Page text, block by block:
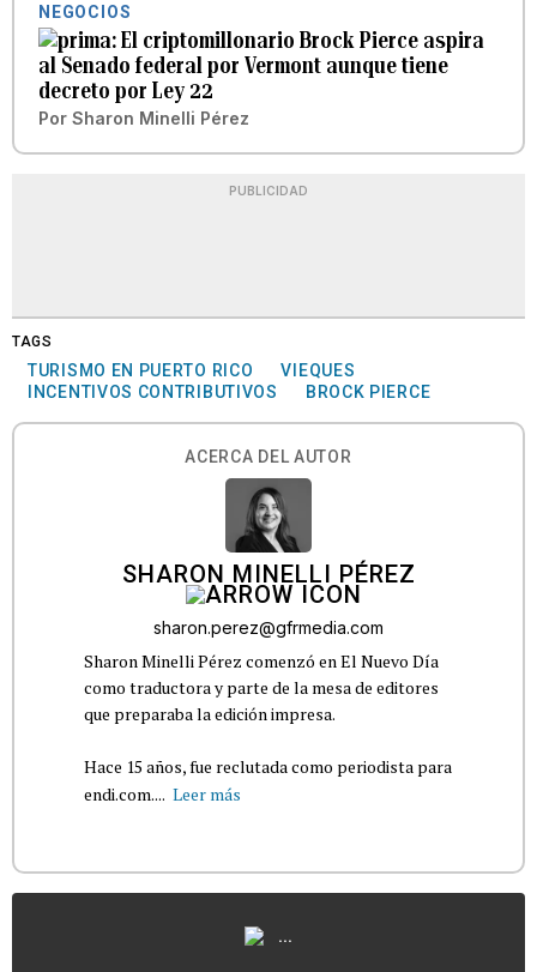
NEGOCIOS
El criptomillonario Brock Pierce aspira
al Senado federal por Vermont aunque tiene
decreto por Ley 22
Por Sharon Minelli Pérez
PUBLICIDAD
TAGS
TURISMO EN PUERTO RICO
VIEQUES
INCENTIVOS CONTRIBUTIVOS
BROCK PIERCE
ACERCA DEL AUTOR
SHARON MINELLI PÉREZ
sharon.perez@gfrmedia.com
Sharon Minelli Pérez comenzó en El Nuevo Día
como traductora y parte de la mesa de editores
que preparaba la edición impresa.
Hace 15 años, fue reclutada como periodista para
endi.com.... Leer más
...